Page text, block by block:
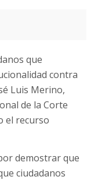
que
contra
Luis Merino,
de la Corte
el recurso
demostrar que
ciudadanos